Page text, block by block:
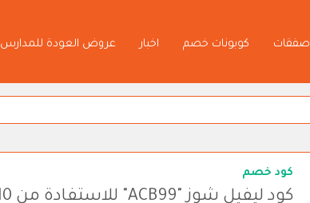
صفقات كوبونات خصم اخبار عروض العودة للمدارس
كود خصم